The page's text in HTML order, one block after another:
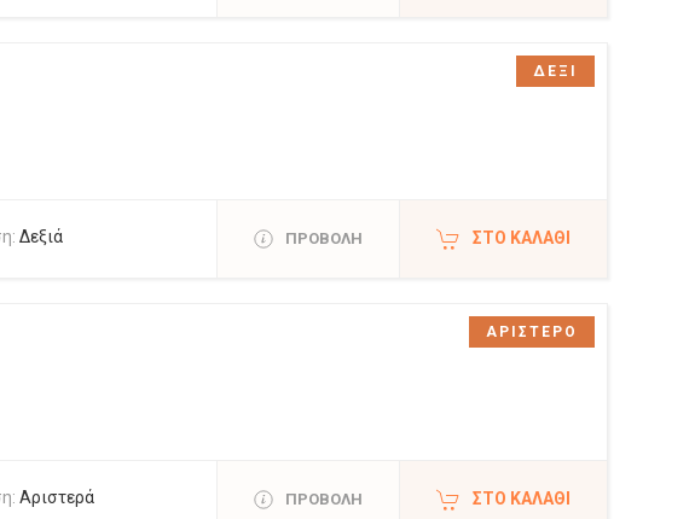
Δεξιά ΠΡΟΒΟΛΗ ΣΤΟ ΚΑΛΆΘΙ
ΔΕΞΙ
Αριστερά ΠΡΟΒΟΛΗ ΣΤΟ ΚΑΛΆΘΙ
ΑΡΙΣΤΕΡΟ